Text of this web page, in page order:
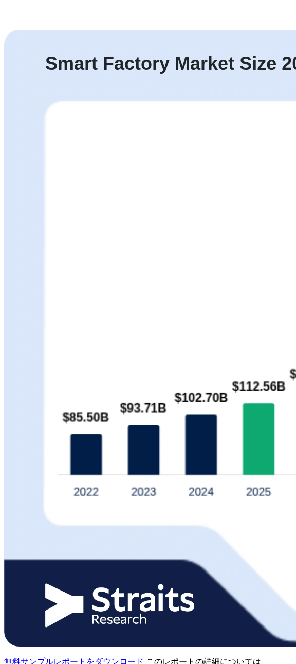
無料サンプルレポートをダウンロード このレポートの詳細については、